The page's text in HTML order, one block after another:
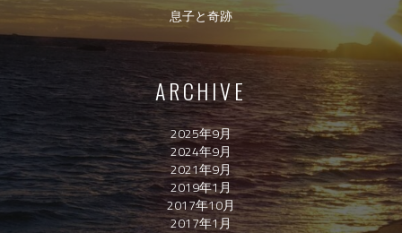
息子と奇跡
ARCHIVE
2025年9月
2024年9月
2021年9月
2019年1月
2017年10月
2017年1月